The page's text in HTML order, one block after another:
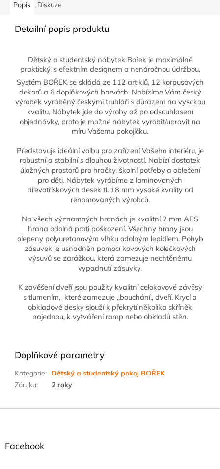
Popis Diskuze
Detailní popis produktu
Dětský a studentský nábytek Bořek je maximálně
praktický, s efektním designem a nenáročnou údržbou.
Systém BOŘEK se skládá ze 112 artiklů, 12 korpusových
dekorů a 6 doplňkových barvách. Nabízíme Vám český
výrobek vyráběný českými truhláři s důrazem na vysokou
kvalitu. Nábytek jde do výroby až po odsouhlasení
objednávky, proto je možné nábytek vyrobit/upravit na
míru Vašemu pokojíčku.
Představuje ideální volbu pro zařízení Vašeho interiéru, je
robustní a stabilní s dlouhou životností. Nabízí dostatek
úložných prostorů pro hračky, školní potřeby a oblečení
pro děti. Nábytek vyrábíme z laminovaných
dřevotřískových desek tl. 18 mm vysoké kvality od
renomovaných výrobců.
Na všech významných hranách je kvalitní 2 mm ABS
hrana odolná proti poškození. Všechny hrany jsou
olepeny polyuretanovým vlhku odolným lepidlem. Pohyb
zásuvek je usnadněn pomocí kovových kolečkových
výsuvů se zarážkou, která zamezuje nechtěnému
vypadnutí zásuvky.
K zavěšení dveří jsou použity kvalitní celokovové závěsy
s tlumením, které zamezuje ,,bouchání,, dveří. Krycí a
obkladové desky slouží k překrytí několika skříněk
najednou, k vytváření ramp nebo obkladů stěn.
Doplňkové parametry
Kategorie:
Dětský a studentský pokoj BOŘEK
Záruka: 2 roky
Z
Facebook